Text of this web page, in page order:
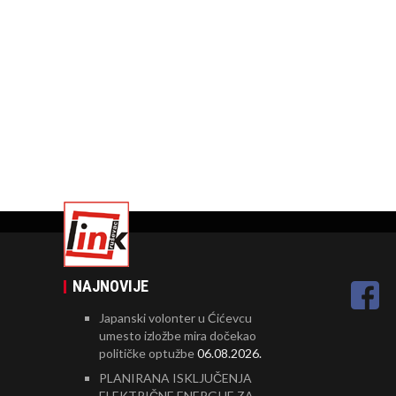
NAJNOVIJE
Japanski volonter u Ćićevcu
umesto izložbe mira dočekao
političke optužbe06.08.2026.
PLANIRANA ISKLJUČENJA